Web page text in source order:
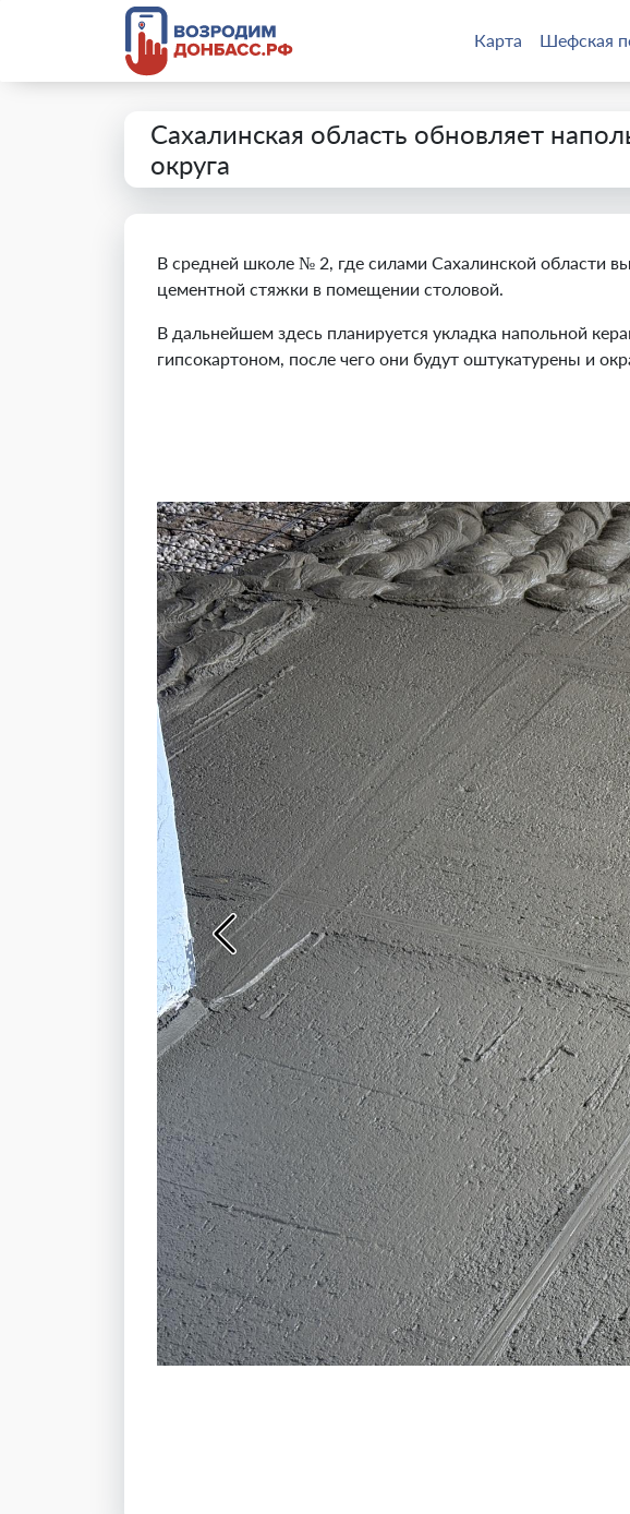
Карта Шефская
Сахалинская область обновляет
округа
В средней школе № 2, где силами Сахалинской области
цементной стяжки в помещении столовой.
В дальнейшем здесь планируется укладка напольной
гипсокартоном, после чего они будут оштукатурены и